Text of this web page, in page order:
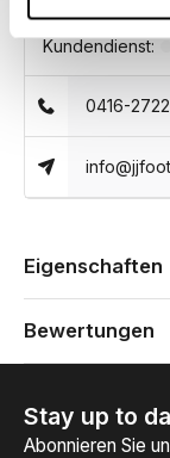
Können wir
Kundendienst:
0416-
Eigenschaften
Bewertungen
Stay up to
Abonnieren Sie